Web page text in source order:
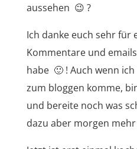
aussehen 😉 ?
Ich danke euch sehr für
Kommentare und
habe 🙂 ! Auch wenn
zum bloggen komme,
und bereite noch was
dazu aber morgen